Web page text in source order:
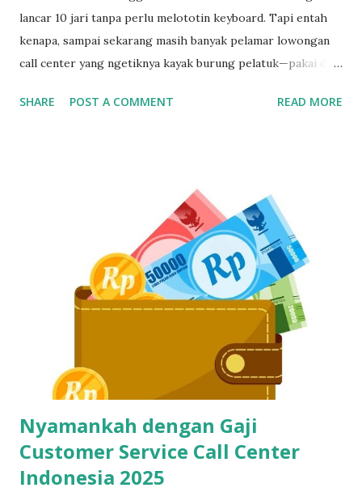
lancar 10 jari tanpa perlu melototin keyboard. Tapi entah
kenapa, sampai sekarang masih banyak pelamar lowongan
call center yang ngetiknya kayak burung pelatuk—pakai dua
utama kalau kerja di dunia pelayanan pelanggan. Gak Bisa
bikin pelanggan frustasi. Nah, biar gak ketinggalan dan
ditinggal recruiter, yuk simak cara belajar touch typing
yang cepat, gratis, dan 100% bisa dilakukan siapa aja—even
yang gaptek sekalipun. Kenapa Skill Mengetik Itu Penting
Buat CS dan Job Online Lainnya? Di dunia kerja digital
sekarang, kecepatan dan ketepatan adalah segalanya. Gak
cuma buat call center, tapi juga buat virtual assistant, admin
remote, customer service e-commerce, bahkan freelance
data entry. Semuanya butuh skil...
SHARE POST A COMMENT READ MORE
Nyamankah dengan Gaji
Customer Service Call Center
Indonesia 2025